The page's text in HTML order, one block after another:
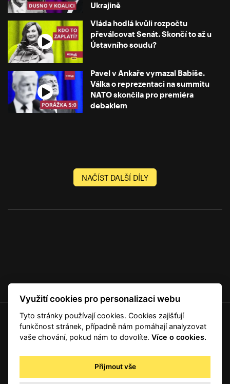
Ukrajině
Vláda hodlá kvůli rozpočtu
převálcovat Senát. Skončí to až u
Ústavního soudu?
Pavel v Ankaře vymazal Babiše.
Válka o reprezentaci na summitu
NATO skončila pro premiéra
debaklem
NAČÍST DALŠÍ DÍLY
© 2001 — 2026 Copyright CMI News a dodavatelé obsahu. |
Autorská práva
Zpracování osobních údajů - registrovaní a předplatitelé
Zpracování osobních údajů pro novinářské a další účely
Využití cookies pro personalizaci webu
Tyto stránky používají cookies. Cookies zajišťují
funkčnost stránek, případně nám pomáhají analyzovat
vaše chování, pokud nám to dovolíte.Více o cookies.
Přijmout vše